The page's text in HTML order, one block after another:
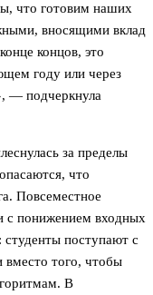
что готовим наших
вносящими вклад
концов, это
году или через
— подчеркнула
за пределы
что
Повсеместное
с понижением входных
поступают с
вместо того, чтобы
В